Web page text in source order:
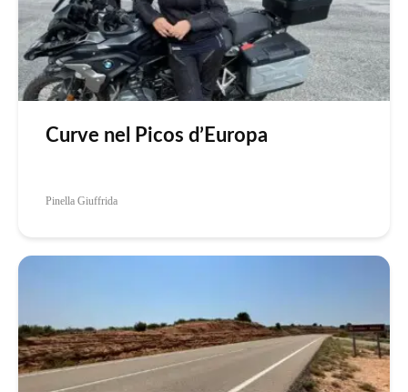
Curve nel Picos d’Europa
Pinella Giuffrida